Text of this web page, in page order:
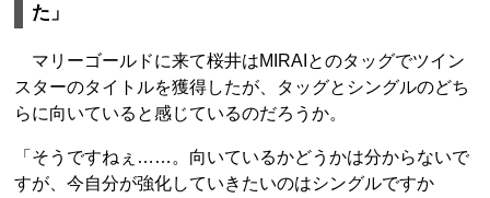
た」
マリーゴールドに来て桜井はMIRAIとのタッグでツイン
スターのタイトルを獲得したが、タッグとシングルのどち
らに向いていると感じているのだろうか。
「そうですねぇ……。向いているかどうかは分からないで
すが、今自分が強化していきたいのはシングルですか